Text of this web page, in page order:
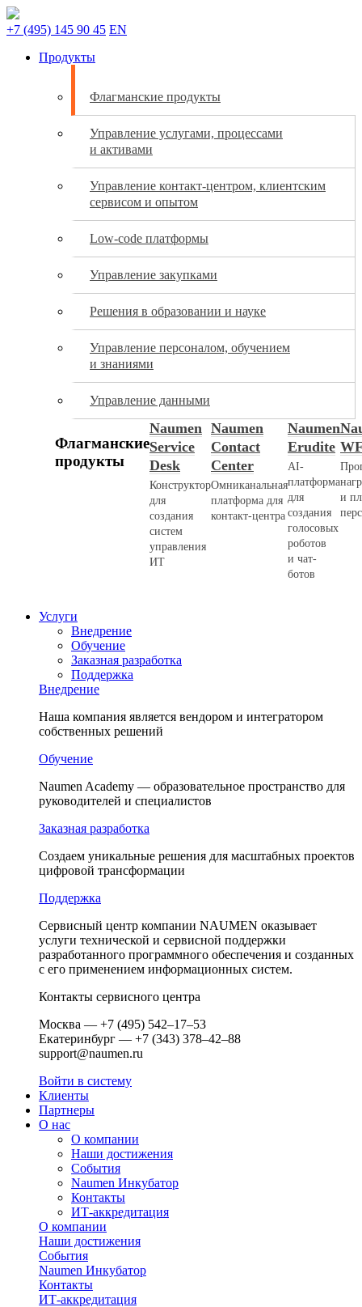
+7 (495) 145 90 45 EN
Продукты
Флагманские продукты
Управление услугами, процессами
и активами
Управление контакт-центром, клиентским
сервисом и опытом
Low-code платформы
Управление закупками
Решения в образовании и науке
Управление персоналом, обучением
и знаниями
Управление данными
Флагманские
продукты
Naumen
Service
Desk
Конструктор
для
создания
систем
управления
ИТ
Naumen
Contact
Center
Омниканальная
платформа для
контакт-центра
Naumen
Erudite
AI-
платформа
для
создания
голосовых
роботов
и чат-
ботов
и
Услуги
Внедрение
Обучение
Заказная разработка
Поддержка
Внедрение
Наша компания является вендором и интегратором
собственных решений
Обучение
Naumen Academy — образовательное пространство для
руководителей и специалистов
Заказная разработка
Создаем уникальные решения для масштабных проектов
цифровой трансформации
Поддержка
Сервисный центр компании NAUMEN оказывает
услуги технической и сервисной поддержки
разработанного программного обеспечения и созданных
c его применением информационных систем.
Контакты сервисного центра
Москва — +7 (495) 542–17–53
Екатеринбург — +7 (343) 378–42–88
support@naumen.ru
Войти в систему
Клиенты
Партнеры
О нас
О компании
Наши достижения
События
Naumen Инкубатор
Контакты
ИТ-аккредитация
О компании
Наши достижения
События
Naumen Инкубатор
Контакты
ИТ-аккредитация